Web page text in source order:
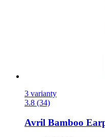
3 varianty
3.8 (34)
Avril Bamboo